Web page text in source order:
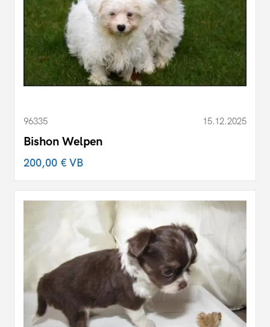
96335 15.12.2025
Bishon Welpen
200,00 €VB